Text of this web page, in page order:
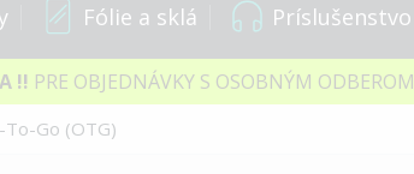
Fólie a sklá Príslušenstvo
!! PRE OBJEDNÁVKY S OSOBNÝM ODBEROM
To-Go (OTG)